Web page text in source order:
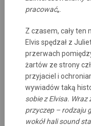
pracować„.
Z czasem, cały ten
Elvis spędzał z
przerwach
żartów ze strony
przyjaciel i
wywiadów taką
sobie z Elvisa. Wraz
przyczep – rodzaju
wokół hali sound